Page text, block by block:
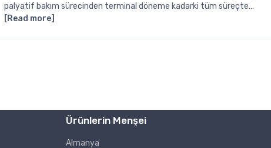
palyatif bakım sürecinden terminal döneme kadarki tüm süreçte…
[Read more]
Ürünlerin Menşei
Almanya